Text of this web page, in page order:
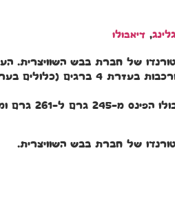
, דיאבולו
משקולות של 8 גרם כל אחת המורכבות בעזרת 4
המשקולות מעלות את
של חברת בבש השוויצרית.